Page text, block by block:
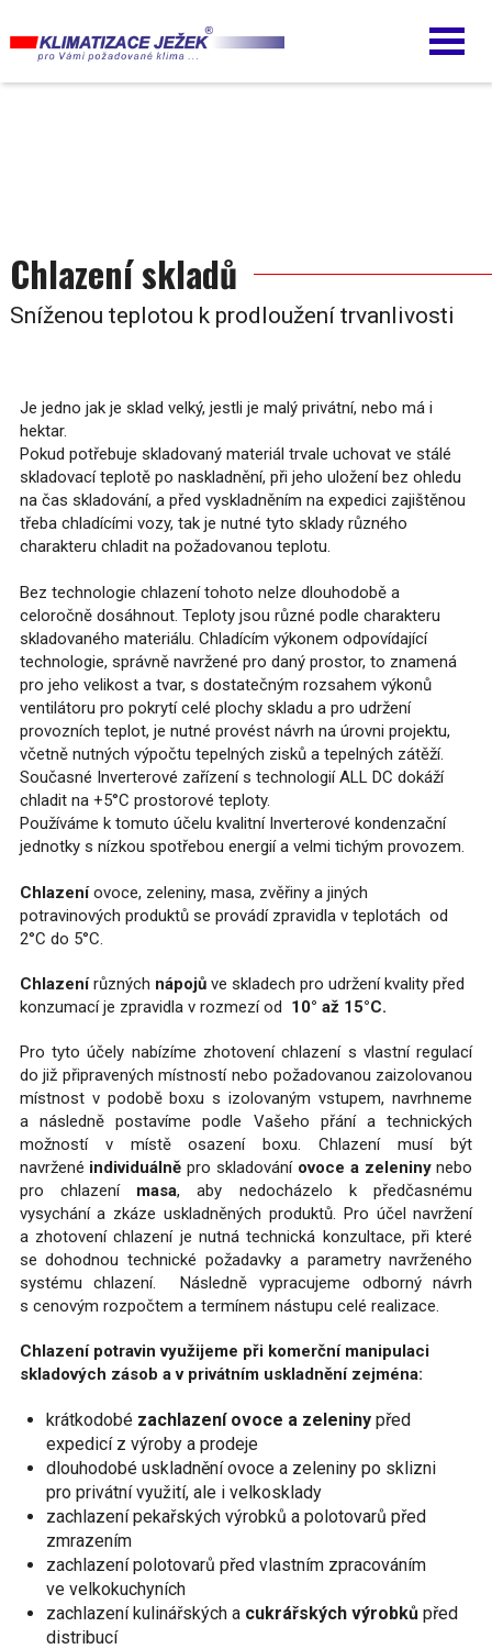
hlavnímu
obsahu
Chlazení skladů
Sníženou teplotou k prodloužení trvanlivosti
Je jedno jak je sklad velký, jestli je malý privátní, nebo má i
hektar.
Pokud potřebuje skladovaný materiál trvale uchovat ve stálé
skladovací teplotě po naskladnění, při jeho uložení bez ohledu
na čas skladování, a před vyskladněním na expedici zajištěnou
třeba chladícími vozy, tak je nutné tyto sklady různého
charakteru chladit na požadovanou teplotu.
Bez technologie chlazení tohoto nelze dlouhodobě a
celoročně dosáhnout. Teploty jsou různé podle charakteru
skladovaného materiálu. Chladícím výkonem odpovídající
technologie, správně navržené pro daný prostor, to znamená
pro jeho velikost a tvar, s dostatečným rozsahem výkonů
ventilátoru pro pokrytí celé plochy skladu a pro udržení
provozních teplot, je nutné provést návrh na úrovni projektu,
včetně nutných výpočtu tepelných zisků a tepelných zátěží.
Současné Inverterové zařízení s technologií ALL DC dokáží
chladit na +5°C prostorové teploty.
Používáme k tomuto účelu kvalitní Inverterové kondenzační
jednotky s nízkou spotřebou energií a velmi tichým provozem.
Chlazeníovoce, zeleniny, masa, zvěřiny a jiných
potravinových produktů se provádí zpravidla v teplotách od
2°C do 5°C.
Chlazenírůzných nápojů ve skladech pro udržení kvality před
konzumací je zpravidla v rozmezí od 10° až 15°C.
Pro tyto účely nabízíme zhotovení chlazení s vlastní regulací
do již připravených místností nebo požadovanou zaizolovanou
místnost v podobě boxu s izolovaným vstupem, navrhneme
a následně postavíme podle Vašeho přání a technických
možností v místě osazení boxu. Chlazení musí být
navržené individuálně pro skladování ovoce a zeleninynebo
pro chlazení masa, aby nedocházelo k předčasnému
vysychání a zkáze uskladněných produktů. Pro účel navržení
a zhotovení chlazení je nutná technická konzultace, při které
se dohodnou technické požadavky a parametry navrženého
systému chlazení. Následně vypracujeme odborný návrh
s cenovým rozpočtem a termínem nástupu celé realizace.
Chlazení potravin využijeme při komerční manipulaci
skladových zásob a v privátním uskladnění zejména:
krátkodobé zachlazení ovoce a zeleniny před
expedicí z výroby a prodeje
dlouhodobé uskladnění ovoce a zeleniny po sklizni
pro privátní využití, ale i velkosklady
zachlazení pekařských výrobků a polotovarů před
zmrazením
zachlazení polotovarů před vlastním zpracováním
ve velkokuchyních
zachlazení kulinářských a cukrářských výrobků před
distribucí